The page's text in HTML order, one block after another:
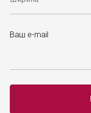
Ваш e-mail